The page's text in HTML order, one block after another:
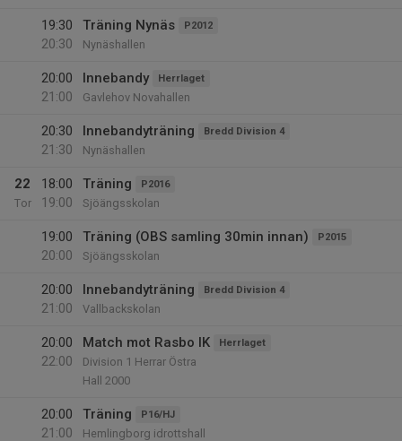
19:30
20:30
Träning Nynäs P2012
Nynäshallen
20:00
21:00
Innebandy Herrlaget
Gavlehov Novahallen
20:30
21:30
Innebandyträning Bredd Division 4
Nynäshallen
22
Tor
18:00
19:00
Träning P2016
Sjöängsskolan
19:00
20:00
Träning (OBS samling 30min innan) P2015
Sjöängsskolan
20:00
21:00
Innebandyträning Bredd Division 4
Vallbackskolan
20:00
22:00
Match mot Rasbo IK Herrlaget
Division 1 Herrar Östra
Hall 2000
20:00
21:00
Träning P16/HJ
Hemlingborg idrottshall